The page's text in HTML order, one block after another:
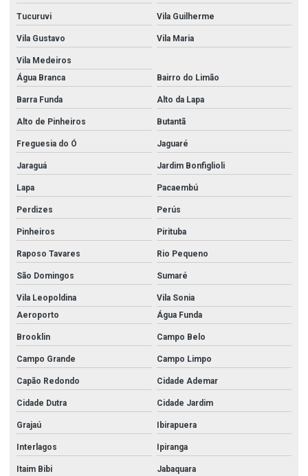
Tucuruvi Vila Guilherme
Vila Gustavo Vila Maria
Vila Medeiros
Água Branca
Bairro do Limão
Barra Funda Alto da Lapa
Alto de Pinheiros Butantã
Freguesia do Ó Jaguaré
Jaraguá Jardim Bonfiglioli
Lapa Pacaembú
Perdizes Perús
Pinheiros Pirituba
Raposo Tavares Rio Pequeno
São Domingos Sumaré
Vila Leopoldina
Vila Sonia
Aeroporto
Água Funda
Brooklin Campo Belo
Campo Grande Campo Limpo
Capão Redondo Cidade Ademar
Cidade Dutra Cidade Jardim
Grajaú Ibirapuera
Interlagos Ipiranga
Itaim Bibi Jabaquara